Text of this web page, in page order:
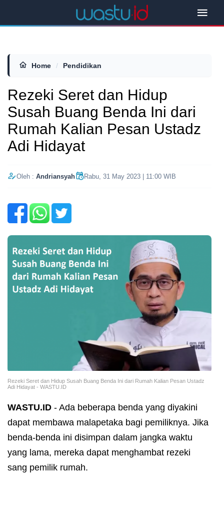
Home / Pendidikan
Rezeki Seret dan Hidup
Susah Buang Benda Ini dari
Rumah Kalian Pesan Ustadz
Adi Hidayat
Oleh : Andriansyah Rabu, 31 May 2023 | 11:00 WIB
Rezeki Seret dan Hidup Susah Buang Benda Ini dari Rumah Kalian Pesan Ustadz
Adi Hidayat - WASTU.ID
WASTU.ID - Ada beberapa benda yang diyakini
dapat membawa malapetaka bagi pemiliknya. Jika
benda-benda ini disimpan dalam jangka waktu
yang lama, mereka dapat menghambat rezeki
sang pemilik rumah.